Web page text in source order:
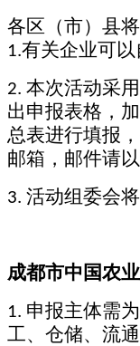
各区（市）县
1.有关企业可
2. 本次活动采
出申报表格，
总表进行填报
邮箱，邮件请
3. 活动组委会
成都市中国农
1. 申报主体需
工、仓储、流